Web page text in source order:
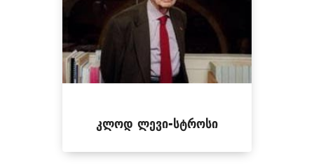
კლოდ ლევი-სტროსი